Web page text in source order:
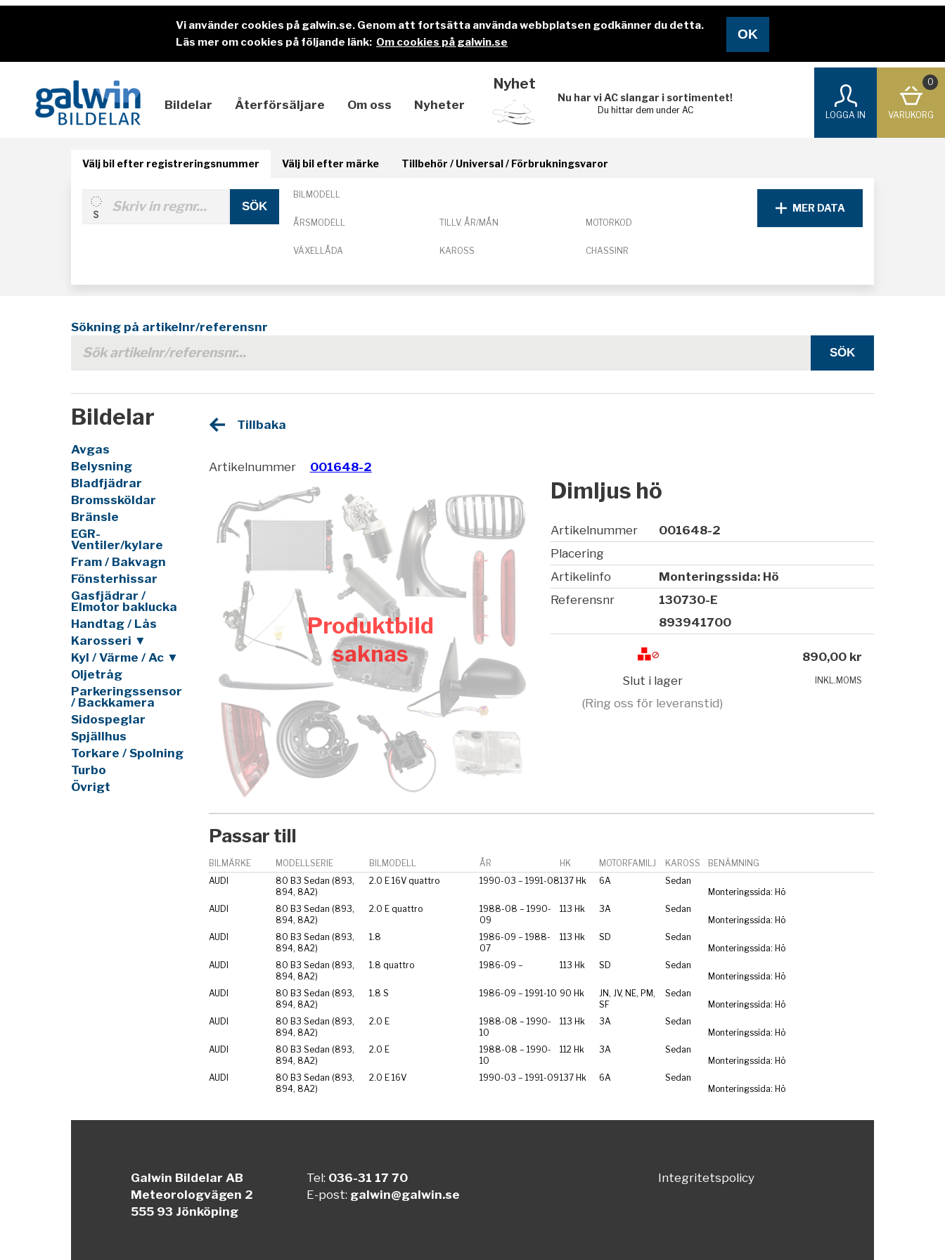
Vi använder cookies på galwin.se. Genom att fortsätta använda webbplatsen godkänner du detta.
Läs mer om cookies på följande länk: Om cookies på galwin.se
Bildelar Återförsäljare Om oss Nyheter
Nyhet
Nu har vi AC slangar i sortimentet!
Du hittar dem under AC
LOGGA IN
0
VARUKORG
Välj bil efter registreringsnummer Välj bil efter märke Tillbehör / Universal / Förbrukningsvaror
BILMODELL
ÅRSMODELL TILLV. ÅR/MÅN MOTORKOD
VÄXELLÅDA KAROSS CHASSINR
MER DATA
Sökning på artikelnr/referensnr
Bildelar
Avgas
Belysning
Bladfjädrar
Bromssköldar
Bränsle
EGR-
Ventiler/kylare
Fram / Bakvagn
Fönsterhissar
Gasfjädrar /
Elmotor baklucka
Handtag / Lås
Karosseri ▼
Kyl / Värme / Ac ▼
Oljetråg
Parkeringssensor
/ Backkamera
Sidospeglar
Spjällhus
Torkare / Spolning
Turbo
Övrigt
Tillbaka
Artikelnummer 001648-2
Produktbild
saknas
Dimljus hö
Artikelnummer
001648-2
Placering
Artikelinfo
Monteringssida: Hö
Referensnr
130730-E
893941700
Slut i lager
(Ring oss för leveranstid)
890,00 kr
INKL.MOMS
Passar till
BILMÄRKE MODELLSERIE BILMODELL ÅR HK MOTORFAMILJ KAROSS
BENÄMNING
AUDI
80 B3 Sedan (893,
894, 8A2)
2.0 E 16V quattro 1990-03 – 1991-08137 Hk 6A
Sedan
Monteringssida: Hö
AUDI
80 B3 Sedan (893,
894, 8A2)
2.0 E quattro
1988-08 – 1990-
09
113 Hk 3A
Sedan
Monteringssida: Hö
AUDI
80 B3 Sedan (893,
894, 8A2)
1.8
1986-09 – 1988-
07
113 Hk SD
Sedan
Monteringssida: Hö
AUDI
80 B3 Sedan (893,
894, 8A2)
1.8 quattro 1986-09 – 113 Hk SD
Sedan
Monteringssida: Hö
AUDI
80 B3 Sedan (893,
894, 8A2)
1.8 S 1986-09 – 1991-10 90 Hk
JN, JV, NE, PM,
SF
Sedan
Monteringssida: Hö
AUDI
80 B3 Sedan (893,
894, 8A2)
2.0 E
1988-08 – 1990-
10
113 Hk 3A
Sedan
Monteringssida: Hö
AUDI
80 B3 Sedan (893,
894, 8A2)
2.0 E
1988-08 – 1990-
10
112 Hk 3A
Sedan
Monteringssida: Hö
AUDI
80 B3 Sedan (893,
894, 8A2)
2.0 E 16V 1990-03 – 1991-09137 Hk 6A
Sedan
Monteringssida: Hö
Galwin Bildelar AB
Meteorologvägen 2
555 93 Jönköping
Tel: 036-31 17 70
E-post: galwin@galwin.se
Integritetspolicy